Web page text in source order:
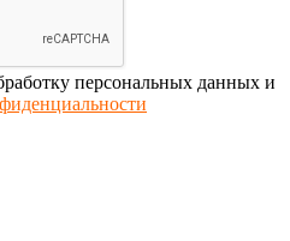
персональных данных и